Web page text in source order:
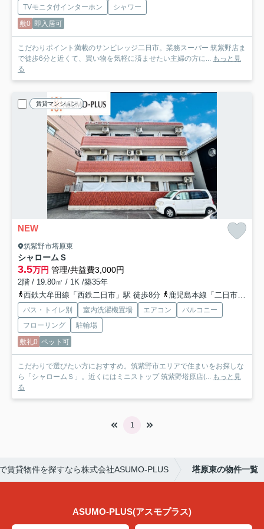
TVモニタ付インターホン
シャワー
敷0 即入居可
こだわりポイント満載のサンビレッジ二日市。業務スーパー 筑紫野店ま
で徒歩6分と近くて、買い物を気軽に済ませたい主婦の方に... もっと見
る
賃貸マンション
NEW
筑紫野市塔原東
シャロームＳ
3.5万円 管理/共益費3,000円
2階 / 19.80㎡ / 1K /築35年
西鉄大牟田線「西鉄二日市」駅 徒歩8分
鹿児島本線「二日市」駅 徒歩9分
バス・トイレ別 室内洗濯機置場 エアコン
バルコニー
フローリング
駐輪場
敷礼0 ペット可
こだわりで選びたい方におすすめ。筑紫野市エリアで住まいをお探しな
ら「シャロームＳ」。近くにはミニストップ 筑紫野塔原店(... もっと見
る
1
賃貸物件を探すなら株式会社ASUMO-PLUS 塔原東の物件一覧
ASUMO-PLUS(アスモプラス)